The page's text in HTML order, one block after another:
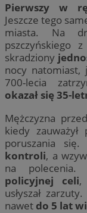
Pierwszy w
Jeszcze tego
miasta. Na
pszczyńskiego
skradziony
nocy
700-lecia
okazał się 35-
Mężczyzna
kiedy
poruszania
kontroli, a
na polecenia.
policyjnej celi,
usłyszał
nawet do 5 lat